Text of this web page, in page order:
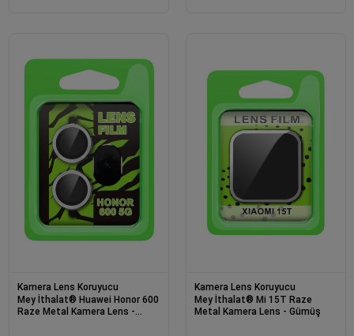
Kamera Lens Koruyucu
Mey İthalat® Huawei Honor 600
Raze Metal Kamera Lens -
Kamera Lens Koruyucu
Mey İthalat® Mi 15T Raze
Metal Kamera Lens - Gümüş